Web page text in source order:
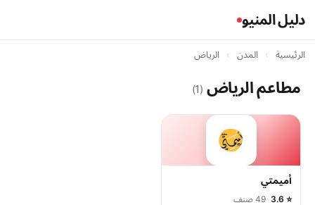
دليل المنيو
الرئيسية › المدن › الرياض
مطاعم الرياض (1)
أميمتي
⭐ 3.6 49 صنف